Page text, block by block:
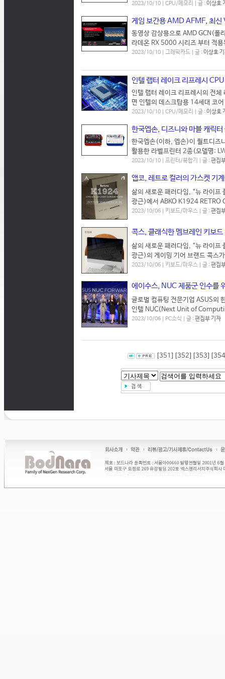
2023/10/10 | CPU/메모리 | 글 :이상호
게임 보간용 AMD AFMF, 최신
동영상 감상용으로 AMD GCN(폴
라데온 RX 5000 시리즈 부터 적
2023/10/10 | 그래픽카드 | 글 :이상호
인텔 랩터 레이크 리프레시
인텔 랩터 레이크 리프레시의 전
면 인텔의 데스크탑용 14세대 코
2023/10/10 | CPU/메모리 | 글 :이상호
한국엡손, 디즈니와 마블 캐릭
한국엡손(이하, 엡손)이 월트디즈
활용한 라벨프린터 2종(모델명:
2023/10/10 | 프린터/복합기 | 글 :편집
앱코, 레트로 컬러의 가스켓 기
삶의 새로운 패러다임, “뉴 라이
광근)에서 ABKO K1924 RETRO
2023/10/06 | 키보드/마우스 | 글 :편집
콕스, 클래식한 멤브레인 키보
삶의 새로운 패러다임, “뉴 라이
광근)의 게이밍 기어 브랜드 콕스
2023/10/06 | 키보드/마우스 | 글 :편집
에이수스, NUC 제품군 인수를
글로벌 컴퓨팅 전문기업 ASUS의
인텔 NUC(Next Unit of
2023/10/06 | PC소식 | 글 :편집부 기자
[351] [352] [353]